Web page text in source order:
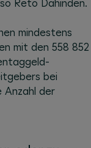
Reto Dahinden.
mindestens
mit den 558 852
bei
Anzahl der